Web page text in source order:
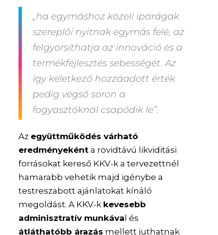
„ha egymáshoz közeli iparágak
szereplői nyitnak egymás felé, az
felgyorsíthatja az innováció és a
termékfejlesztés sebességét. Az
így keletkező hozzáadott érték
pedig végső soron a
fogyasztóknál csapódik le”.
Az együttműködés várható
eredményeként a rövidtávú likviditási
forrásokat kereső KKV-k a tervezettnél
hamarabb vehetik majd igénybe a
testreszabott ajánlatokat kínáló
megoldást. A KKV-k kevesebb
adminisztratív munkáva l és
átláthatóbb árazás mellett juthatnak